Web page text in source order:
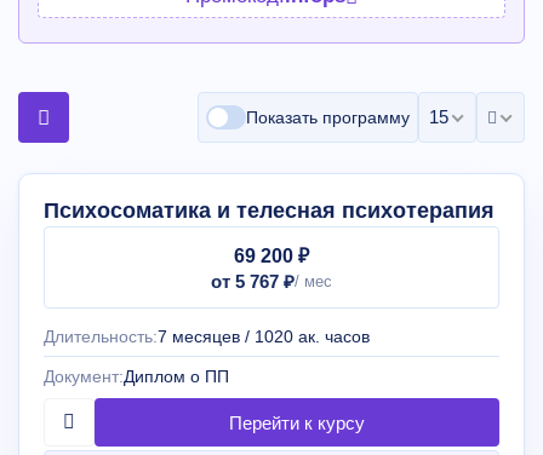
Показать программу 15 на
Психосоматика и телесная психотерапия
69 200 ₽
от 5 767 ₽
Длительность:7 месяцев / 1020 ак. часов
Документ:Диплом о ПП